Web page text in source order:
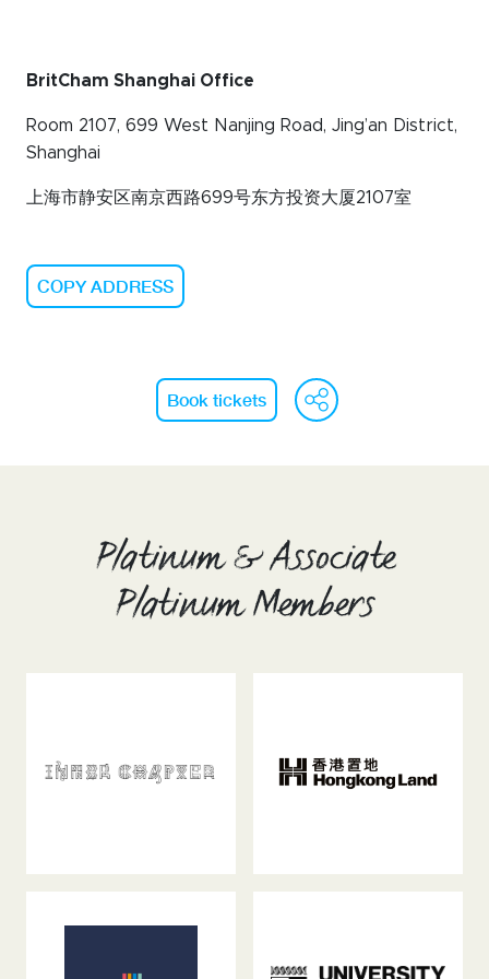
BritCham Shanghai Office
Room 2107, 699 West Nanjing Road, Jing’an District,
Shanghai
上海市静安区南京西路699号东方投资大厦2107室
COPY ADDRESS
Book tickets
Platinum & Associate
Platinum Members